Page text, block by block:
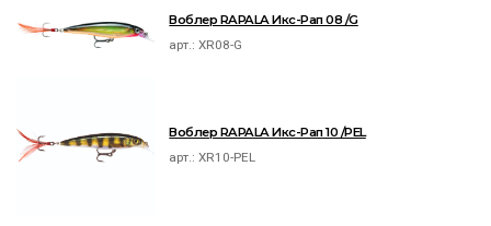
Воблер RAPALA Икс-Рап 08 /G
арт.:XR08-G
Воблер RAPALA Икс-Рап 10 /PEL
арт.:XR10-PEL